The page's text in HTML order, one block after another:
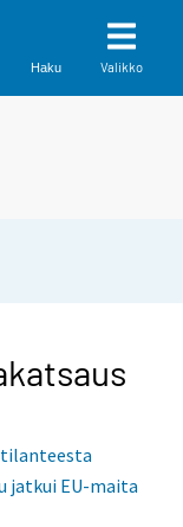
Haku Valikko
jatkui EU-maita